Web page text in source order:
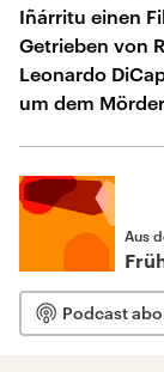
Iñárritu einen
Getrieben von
Leonardo
um dem
Aus
Podcast